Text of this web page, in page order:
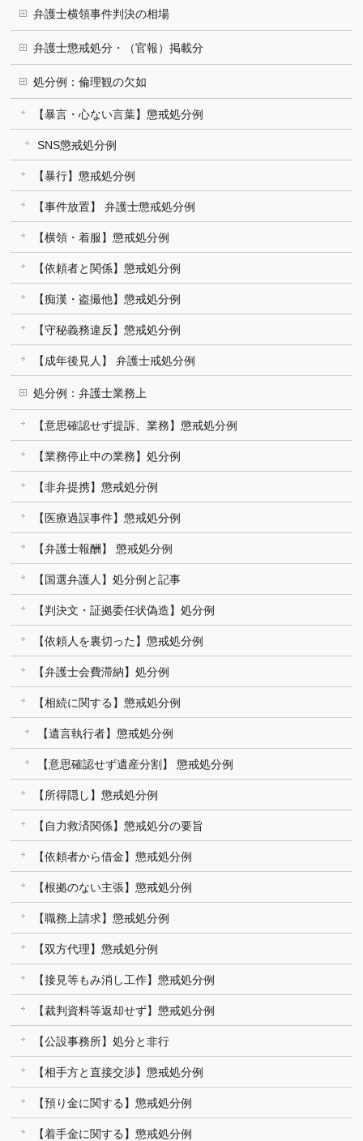
弁護士横領事件判決の相場
弁護士懲戒処分・（官報）掲載分
処分例：倫理観の欠如
【暴言・心ない言葉】懲戒処分例
SNS懲戒処分例
【暴行】懲戒処分例
【事件放置】 弁護士懲戒処分例
【横領・着服】懲戒処分例
【依頼者と関係】懲戒処分例
【痴漢・盗撮他】懲戒処分例
【守秘義務違反】懲戒処分例
【成年後見人】 弁護士戒処分例
処分例：弁護士業務上
【意思確認せず提訴、業務】懲戒処分例
【業務停止中の業務】処分例
【非弁提携】懲戒処分例
【医療過誤事件】懲戒処分例
【弁護士報酬】 懲戒処分例
【国選弁護人】処分例と記事
【判決文・証拠委任状偽造】処分例
【依頼人を裏切った】懲戒処分例
【弁護士会費滞納】処分例
【相続に関する】懲戒処分例
【遺言執行者】懲戒処分例
【意思確認せず遺産分割】 懲戒処分例
【所得隠し】懲戒処分例
【自力救済関係】懲戒処分の要旨
【依頼者から借金】懲戒処分例
【根拠のない主張】懲戒処分例
【職務上請求】懲戒処分例
【双方代理】懲戒処分例
【接見等もみ消し工作】懲戒処分例
【裁判資料等返却せず】懲戒処分例
【公設事務所】処分と非行
【相手方と直接交渉】懲戒処分例
【預り金に関する】懲戒処分例
【着手金に関する】懲戒処分例